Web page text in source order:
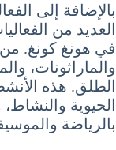
بالإضافة إلى
العديد من
في هونغ كونغ. من
والماراثونات،
الطلق. هذه
الحيوية
بالرياضة